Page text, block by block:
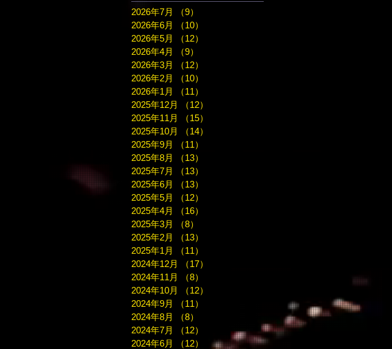
2026年7月 （9）
2026年6月
（10）
2026年5月
（12）
2026年4月
（9）
2026年3月
（12）
2026年2月
（10）
2026年1月
（11）
2025年12月
（12）
2025年11月
（15）
2025年10月
（14）
2025年9月
（11）
2025年8月
（13）
2025年7月
（13）
2025年6月
（13）
2025年5月
（12）
2025年4月
（16）
2025年3月
（8）
2025年2月
（13）
2025年1月
（11）
2024年12月
（17）
2024年11月
（8）
2024年10月
（12）
2024年9月
（11）
2024年8月
（8）
2024年7月
（12）
12件の記事
2024年6月
（12）
12件の記事